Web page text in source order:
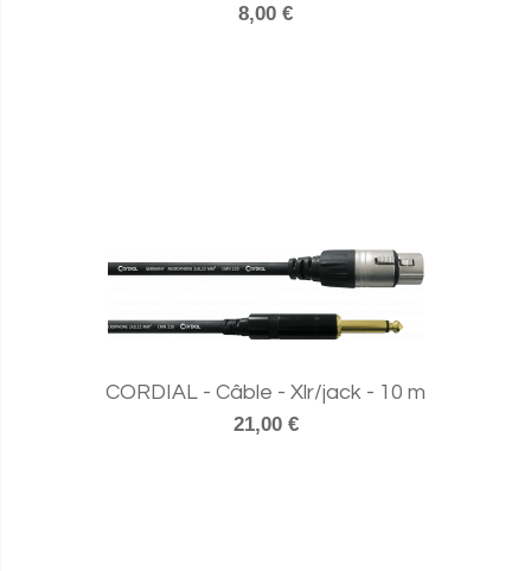
8,00 €
CORDIAL - Câble - Xlr/jack - 10 m
21,00 €